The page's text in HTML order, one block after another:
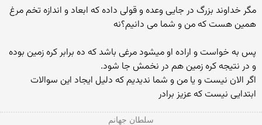
مگر خداوند بزرگ در جایی وعده و قولی داده که ابعاد و اندازه تخم مرغ
همین هست که من و شما می دانیم؟نه
پس به خواست و اراده او میشود مرغی باشد که ده برابر کره زمین بوده
و در نتیجه کره زمین هم در نخمش جا شود.
اگر الان نیست و یا من و شما ندیدیم که دلیل ایجاد این سوالات
ابتدایی نیست که عزیز برادر
سلطان جهانم